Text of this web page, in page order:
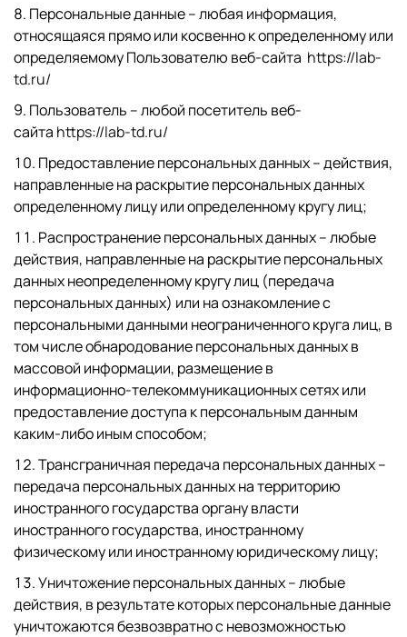
Персональные данные – любая информация,
относящаяся прямо или косвенно к определенному или
определяемому Пользователю веб-сайта https://lab-
td.ru/
Пользователь – любой посетитель веб-
сайта https://lab-td.ru/
Предоставление персональных данных – действия,
направленные на раскрытие персональных данных
определенному лицу или определенному кругу лиц;
Распространение персональных данных – любые
действия, направленные на раскрытие персональных
данных неопределенному кругу лиц (передача
персональных данных) или на ознакомление с
персональными данными неограниченного круга лиц, в
том числе обнародование персональных данных в
массовой информации, размещение в
информационно-телекоммуникационных сетях или
предоставление доступа к персональным данным
каким-либо иным способом;
Трансграничная передача персональных данных –
передача персональных данных на территорию
иностранного государства органу власти
иностранного государства, иностранному
физическому или иностранному юридическому лицу;
Уничтожение персональных данных – любые
действия, в результате которых персональные данные
уничтожаются безвозвратно с невозможностью